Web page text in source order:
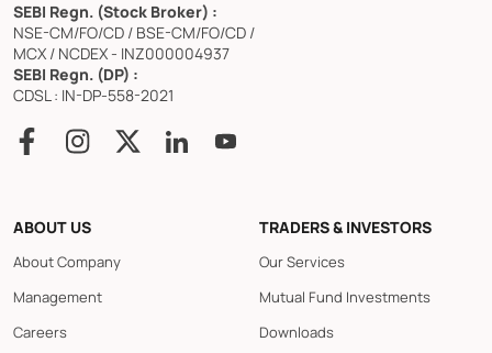
SEBI Regn. (Stock Broker) :
NSE-CM/FO/CD / BSE-CM/FO/CD /
MCX / NCDEX - INZ000004937
SEBI Regn. (DP) :
CDSL : IN-DP-558-2021
ABOUT US
About Company
Management
Careers
TRADERS & INVESTORS
Our Services
Mutual Fund Investments
Downloads